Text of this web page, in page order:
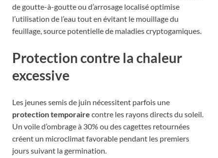
de goutte-à-goutte ou d’arrosage localisé optimise
l’utilisation de l’eau tout en évitant le mouillage du
feuillage, source potentielle de maladies cryptogamiques.
Protection contre la chaleur
excessive
Les jeunes semis de juin nécessitent parfois une
protection temporaire contre les rayons directs du soleil.
Un voile d’ombrage à 30% ou des cagettes retournées
créent un microclimat favorable pendant les premiers
jours suivant la germination.